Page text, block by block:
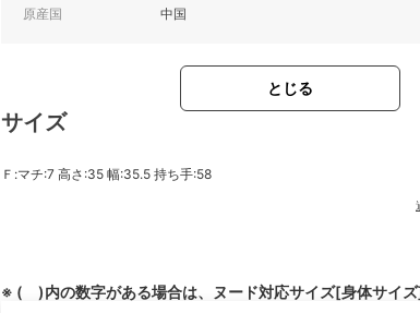
原産国 中国
とじる
サイズ
Ｆ:マチ:7 高さ:35 幅:35.5 持ち手:58
※ ( )内の数字がある場合は、ヌード対応サイズ[身体サイズ]